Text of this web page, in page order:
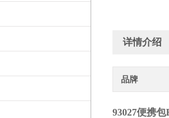
详情介绍
品牌
93027便携包